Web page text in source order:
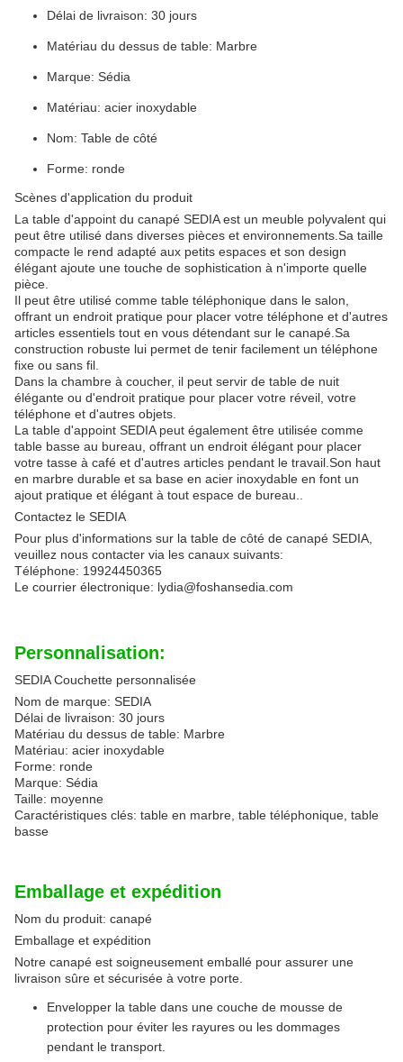
Délai de livraison: 30 jours
Matériau du dessus de table: Marbre
Marque: Sédia
Matériau: acier inoxydable
Nom: Table de côté
Forme: ronde
Scènes d'application du produit
La table d'appoint du canapé SEDIA est un meuble polyvalent qui
peut être utilisé dans diverses pièces et environnements.Sa taille
compacte le rend adapté aux petits espaces et son design
élégant ajoute une touche de sophistication à n'importe quelle
pièce.
Il peut être utilisé comme table téléphonique dans le salon,
offrant un endroit pratique pour placer votre téléphone et d'autres
articles essentiels tout en vous détendant sur le canapé.Sa
construction robuste lui permet de tenir facilement un téléphone
fixe ou sans fil.
Dans la chambre à coucher, il peut servir de table de nuit
élégante ou d'endroit pratique pour placer votre réveil, votre
téléphone et d'autres objets.
La table d'appoint SEDIA peut également être utilisée comme
table basse au bureau, offrant un endroit élégant pour placer
votre tasse à café et d'autres articles pendant le travail.Son haut
en marbre durable et sa base en acier inoxydable en font un
ajout pratique et élégant à tout espace de bureau..
Contactez le SEDIA
Pour plus d'informations sur la table de côté de canapé SEDIA,
veuillez nous contacter via les canaux suivants:
Téléphone: 19924450365
Le courrier électronique: lydia@foshansedia.com
Personnalisation:
SEDIA Couchette personnalisée
Nom de marque: SEDIA
Délai de livraison: 30 jours
Matériau du dessus de table: Marbre
Matériau: acier inoxydable
Forme: ronde
Marque: Sédia
Taille: moyenne
Caractéristiques clés: table en marbre, table téléphonique, table
basse
Emballage et expédition
Nom du produit: canapé
Emballage et expédition
Notre canapé est soigneusement emballé pour assurer une
livraison sûre et sécurisée à votre porte.
Envelopper la table dans une couche de mousse de
protection pour éviter les rayures ou les dommages
pendant le transport.